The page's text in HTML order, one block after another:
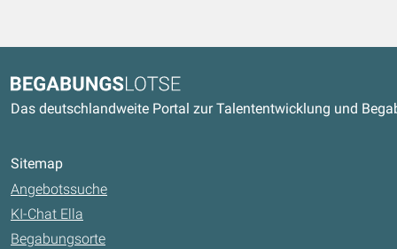
Kontaktdaten und weitere Links
Begabungslotse
Das deutschlandweite Portal zur Talententwicklung und
Sitemap
Angebotssuche
KI-Chat Ella
Begabungsorte